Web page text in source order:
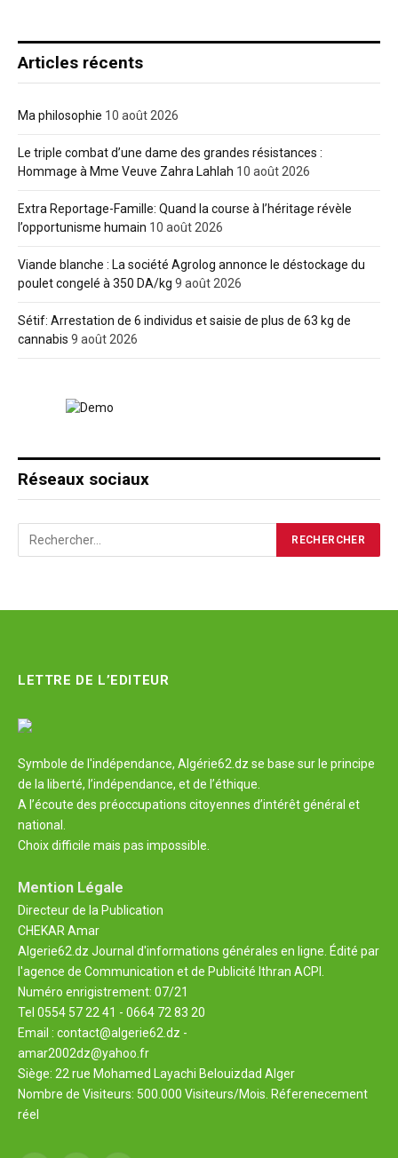
Articles récents
Ma philosophie 10 août 2026
Le triple combat d’une dame des grandes résistances :
Hommage à Mme Veuve Zahra Lahlah 10 août 2026
Extra Reportage-Famille: Quand la course à l’héritage révèle
l’opportunisme humain 10 août 2026
Viande blanche : La société Agrolog annonce le déstockage du
poulet congelé à 350 DA/kg 9 août 2026
Sétif: Arrestation de 6 individus et saisie de plus de 63 kg de
cannabis 9 août 2026
Réseaux sociaux
LETTRE DE L’EDITEUR
Symbole de l'indépendance, Algérie62.dz se base sur le principe
de la liberté, l’indépendance, et de l’éthique.
A l’écoute des préoccupations citoyennes d’intérêt général et
national.
Choix difficile mais pas impossible.
Mention Légale
Directeur de la Publication
CHEKAR Amar
Algerie62.dz Journal d'informations générales en ligne. Édité par
l'agence de Communication et de Publicité Ithran ACPI.
Numéro enrigistrement: 07/21
Tel 0554 57 22 41 - 0664 72 83 20
Email : contact@algerie62.dz -
amar2002dz@yahoo.fr
Siège: 22 rue Mohamed Layachi Belouizdad Alger
Nombre de Visiteurs: 500.000 Visiteurs/Mois. Réferenecement
réel